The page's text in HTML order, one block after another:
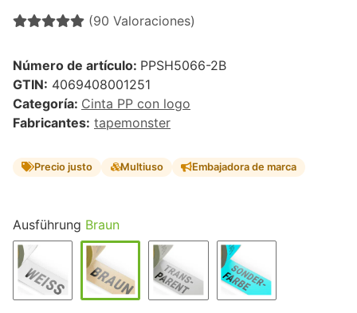
(90 Valoraciones)
Número de artículo: PPSH5066-2B
GTIN: 4069408001251
Categoría: Cinta PP con logo
Fabricantes: tapemonster
Precio justo Multiuso Embajadora de marca
Ausführung Braun